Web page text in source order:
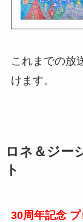
これまでの放
けます。
ロネ＆ジー
ト
30周年記念 プ